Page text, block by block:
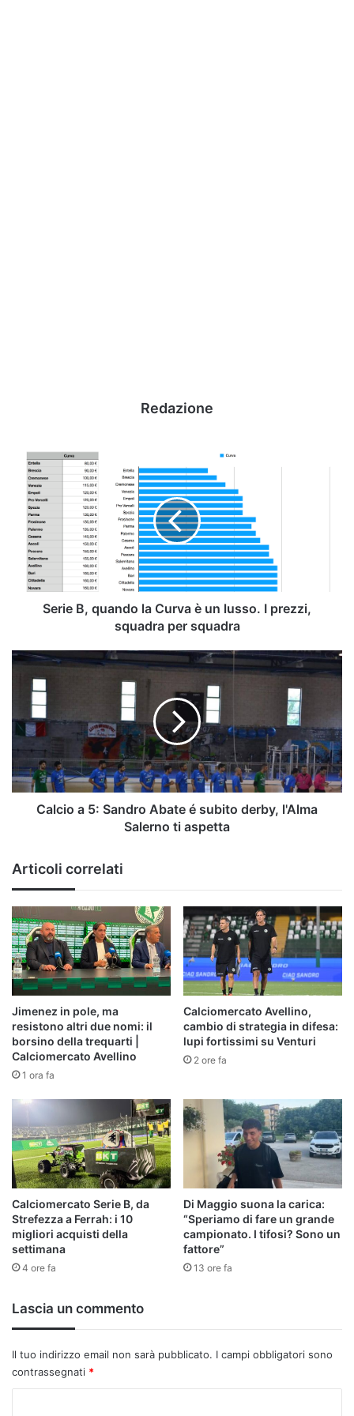
Redazione
Serie
quando
Curva
lusso.
prezzi,
squadra
Serie B, quando la Curva è un lusso. I prezzi,
squadra per squadra
Calcio
Sandro
Abate
subito
derby,
l'Alma
SalernoCalcio a 5: Sandro Abate é subito derby, l'Alma
Salerno ti aspetta
Articoli correlati
Jimenez in pole, ma
resistono altri due nomi: il
borsino della trequarti |
Calciomercato Avellino
1 ora fa
Calciomercato Avellino,
cambio di strategia in difesa:
lupi fortissimi su Venturi
2 ore fa
Calciomercato Serie B, da
Strefezza a Ferrah: i 10
migliori acquisti della
settimana
4 ore fa
Di Maggio suona la carica:
“Speriamo di fare un grande
campionato. I tifosi? Sono un
fattore”
13 ore fa
Lascia un commento
Il tuo indirizzo email non sarà pubblicato. I campi obbligatori sono
contrassegnati *